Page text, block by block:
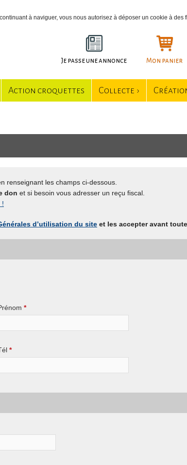
à naviguer, vous nous autorisez à déposer un cookie à des
Mon panier
Je passe une annonce
Action croquettes Collecte ›
renseignant les champs ci-dessous.
don et si besoin vous adresser un reçu fiscal.
!
d’utilisation du site et les accepter avant
*
*